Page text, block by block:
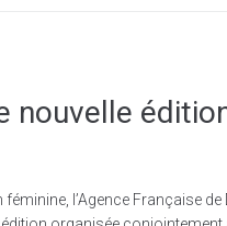
nouvelle
l’Agence Française